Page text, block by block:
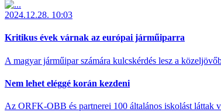
2024.12.28. 10:03
Kritikus évek várnak az európai járműiparra
A magyar járműipar számára kulcskérdés lesz a
Nem lehet eléggé korán kezdeni
Az ORFK-OBB és partnerei 100 általános iskolást láttak